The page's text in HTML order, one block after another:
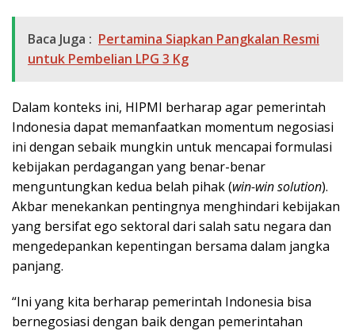
Baca Juga : Pertamina Siapkan Pangkalan Resmi
untuk Pembelian LPG 3 Kg
Dalam konteks ini, HIPMI berharap agar pemerintah
Indonesia dapat memanfaatkan momentum negosiasi
ini dengan sebaik mungkin untuk mencapai formulasi
kebijakan perdagangan yang benar-benar
menguntungkan kedua belah pihak (win-win solution).
Akbar menekankan pentingnya menghindari kebijakan
yang bersifat ego sektoral dari salah satu negara dan
mengedepankan kepentingan bersama dalam jangka
panjang.
“Ini yang kita berharap pemerintah Indonesia bisa
bernegosiasi dengan baik dengan pemerintahan